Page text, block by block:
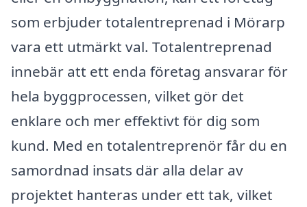
som erbjuder totalentreprenad i Mörarp
vara ett utmärkt val. Totalentreprenad
innebär att ett enda företag ansvarar för
hela byggprocessen, vilket gör det
enklare och mer effektivt för dig som
kund. Med en totalentreprenör får du en
samordnad insats där alla delar av
projektet hanteras under ett tak, vilket